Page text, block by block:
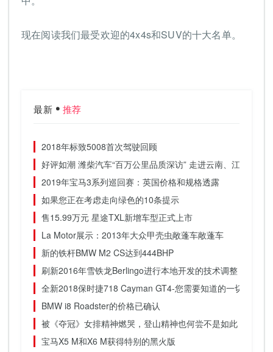
现在阅读我们最受欢迎的4x4s和SUV的十大名单。
最新 推荐
2018年标致5008首次驾驶回顾
好评如潮 潍柴汽车“百万公里品质深访” 走进云南、江苏、河
2019年宝马3系列巡回赛：英国价格和规格透露
如果您正在考虑走向绿色的10条提示
售15.99万元 星途TXL新增车型正式上市
La Motor展示：2013年大众甲壳虫敞蓬车敞蓬车
新的铁杆BMW M2 CS达到444BHP
刷新2016年雪铁龙Berlingo进行本地开发的技术调整
全新2018保时捷718 Cayman GT4-您需要知道的一切
BMW i8 Roadster的价格已确认
被《夺冠》女排精神燃哭，登山精神也何尝不是如此
宝马X5 M和X6 M获得特别的黑火版